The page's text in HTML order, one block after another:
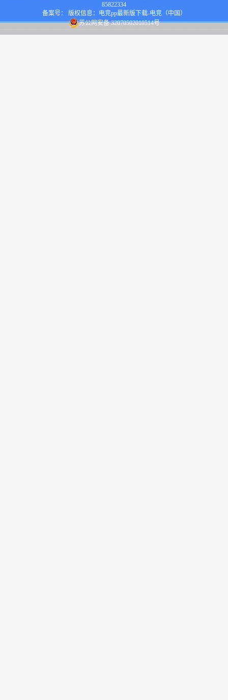
85822334
备案号： 版权信息：电竞pp最新版下载-电竞（中国）
苏公网安备 32070502010514号